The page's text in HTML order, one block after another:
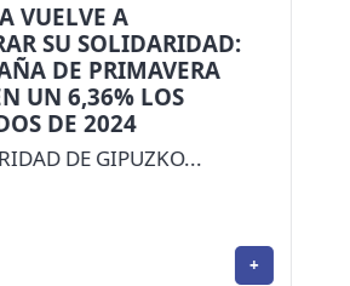
VUELVE A
SU SOLIDARIDAD:
DE PRIMAVERA
UN 6,36% LOS
DE 2024
DE GIPUZKO...
+